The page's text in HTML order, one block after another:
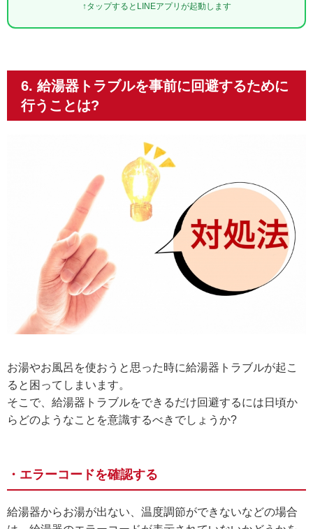
↑タップするとLINEアプリが起動します
6. 給湯器トラブルを事前に回避するために
行うことは?
お湯やお風呂を使おうと思った時に給湯器トラブルが起こ
ると困ってしまいます。
そこで、給湯器トラブルをできるだけ回避するには日頃か
らどのようなことを意識するべきでしょうか?
・エラーコードを確認する
給湯器からお湯が出ない、温度調節ができないなどの場合